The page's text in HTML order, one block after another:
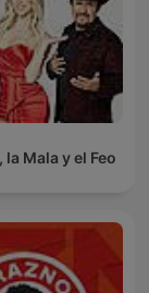
la Mala y el Feo